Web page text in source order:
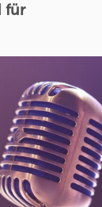
für